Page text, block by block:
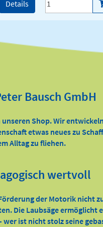
Details
Bausch GmbH
Shop. Wir
etwas neues zu
Alltag zu fliehen.
wertvoll
der Motorik nicht
Die Laubsäge ermöglicht
ist nicht stolz seine